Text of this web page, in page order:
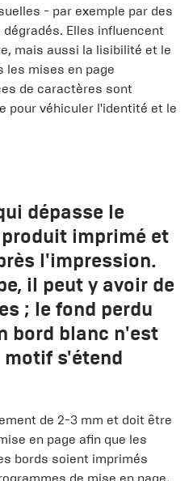
- par exemple par des
Elles influencent
mais aussi la lisibilité et le
les mises en page
de caractères sont
pour véhiculer l'identité et le
dépasse le
imprimé et
l'impression.
il peut y avoir de
; le fond perdu
bord blanc n'est
s'étend
de 2-3 mm et doit être
en page afin que les
bords soient imprimés